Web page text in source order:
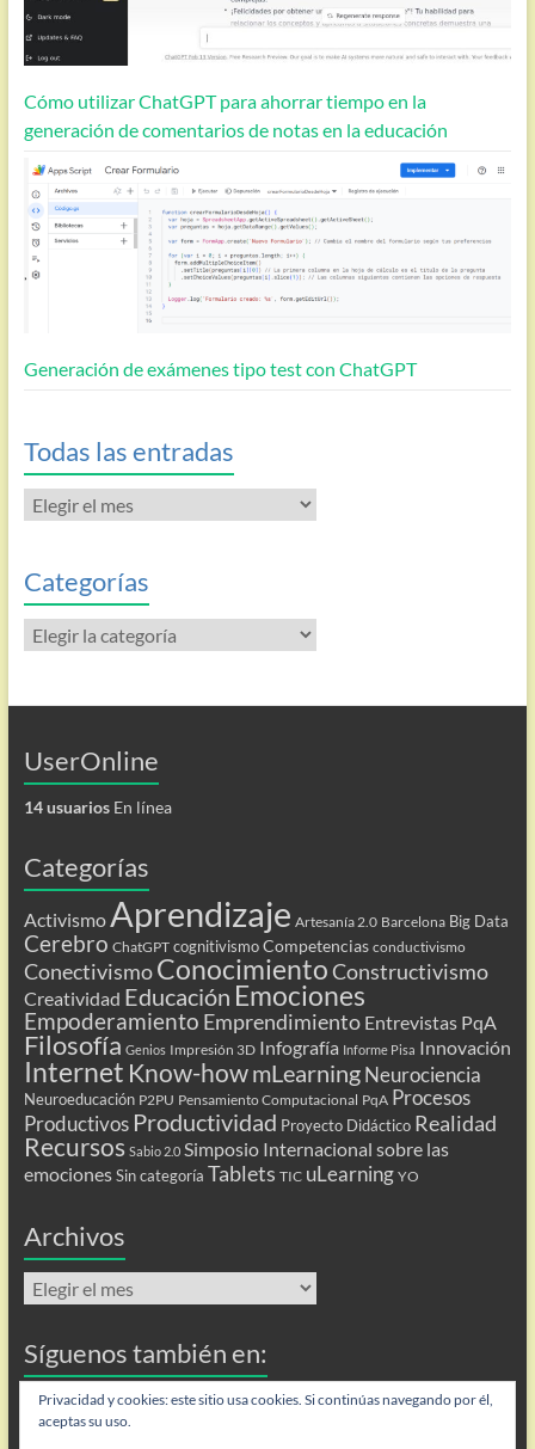
Cómo utilizar ChatGPT para ahorrar tiempo en la
generación de comentarios de notas en la educación
Generación de exámenes tipo test con ChatGPT
Todas las entradas
Todas
las
Categorías
Categorías
UserOnline
14 usuariosEn línea
Categorías
Activismo Aprendizaje Artesanía 2.0 Barcelona Big Data
Cerebro ChatGPT cognitivismo Competencias conductivismo
ConectivismoConocimientoConstructivismo
Creatividad Educación Emociones
Empoderamiento Emprendimiento Entrevistas PqA
Filosofía Genios Impresión 3D Infografía Informe Pisa Innovación
Internet Know-howmLearning Neurociencia
Neuroeducación P2PU Pensamiento Computacional PqA Procesos
Productivos Productividad Proyecto Didáctico Realidad
Recursos Sabio 2.0 Simposio Internacional sobre las
emociones Sin categoría Tablets TIC uLearning YO
Archivos
Archivos
Síguenos también en:
Flip
Privacidad y cookies: este sitio usa cookies. Si continúas navegando por él,
aceptas su uso.